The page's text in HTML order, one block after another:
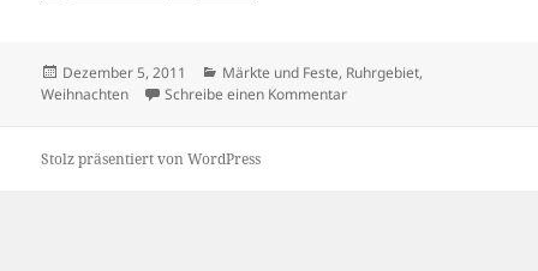
Veröffentlicht
am
Dezember 5, 2011 Kategorien
Märkte und Feste, Ruhrgebiet,
Weihnachten
Schreibe einen Kommentarzu Weihnachtsmarkt auf
Stolz präsentiert von WordPress